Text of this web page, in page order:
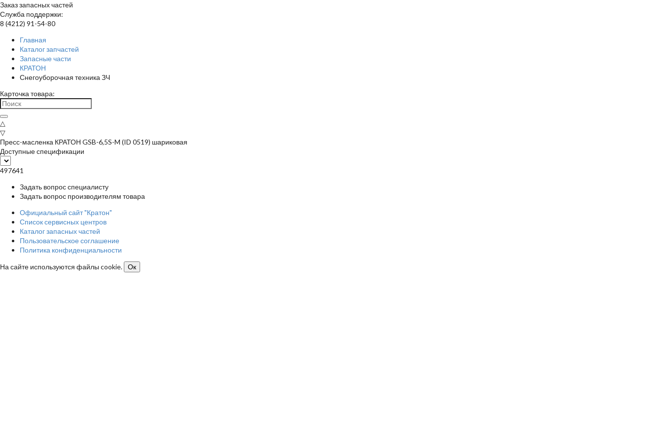
Заказ запасных частей
Служба поддержки:
8 (4212) 91-54-80
Главная
Каталог запчастей
Запасные части
КРАТОН
Снегоуборочная техника ЗЧ
Карточка товара:
△
▽
Пресс-масленка КРАТОН GSB-6,5S-M (ID 0519) шариковая
Доступные спецификации
497641
Задать вопрос специалисту
Задать вопрос производителям товара
Официальный сайт "Кратон"
Список сервисных центров
Каталог запасных частей
Пользовательское соглашение
Политика конфиденциальности
На сайте используются файлы cookie.
Ок